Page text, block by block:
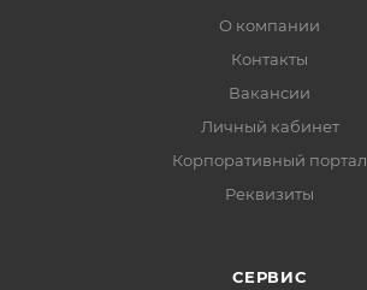
О компании
Контакты
Вакансии
Личный кабинет
Корпоративный портал
Реквизиты
СЕРВИС